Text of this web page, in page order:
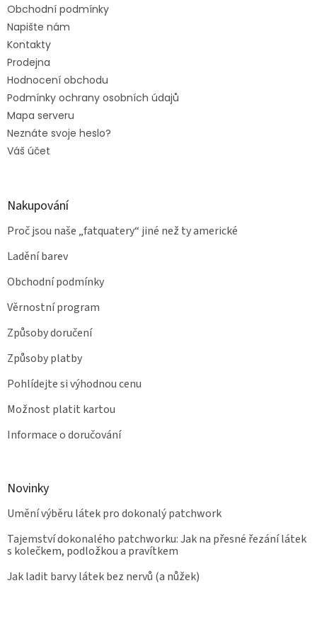
Obchodní podmínky
Napište nám
Kontakty
Prodejna
Hodnocení obchodu
Podmínky ochrany osobních údajů
Mapa serveru
Neznáte svoje heslo?
Váš účet
Nakupování
Proč jsou naše „fatquatery“ jiné než ty americké
Ladění barev
Obchodní podmínky
Věrnostní program
Způsoby doručení
Způsoby platby
Pohlídejte si výhodnou cenu
Možnost platit kartou
Informace o doručování
Novinky
Umění výběru látek pro dokonalý patchwork
Tajemství dokonalého patchworku: Jak na přesné řezání látek
s kolečkem, podložkou a pravítkem
Jak ladit barvy látek bez nervů (a nůžek)